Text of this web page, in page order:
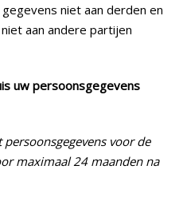
niet aan derden en
aan andere partijen
uw persoonsgegevens
voor de
maximaal 24 maanden na